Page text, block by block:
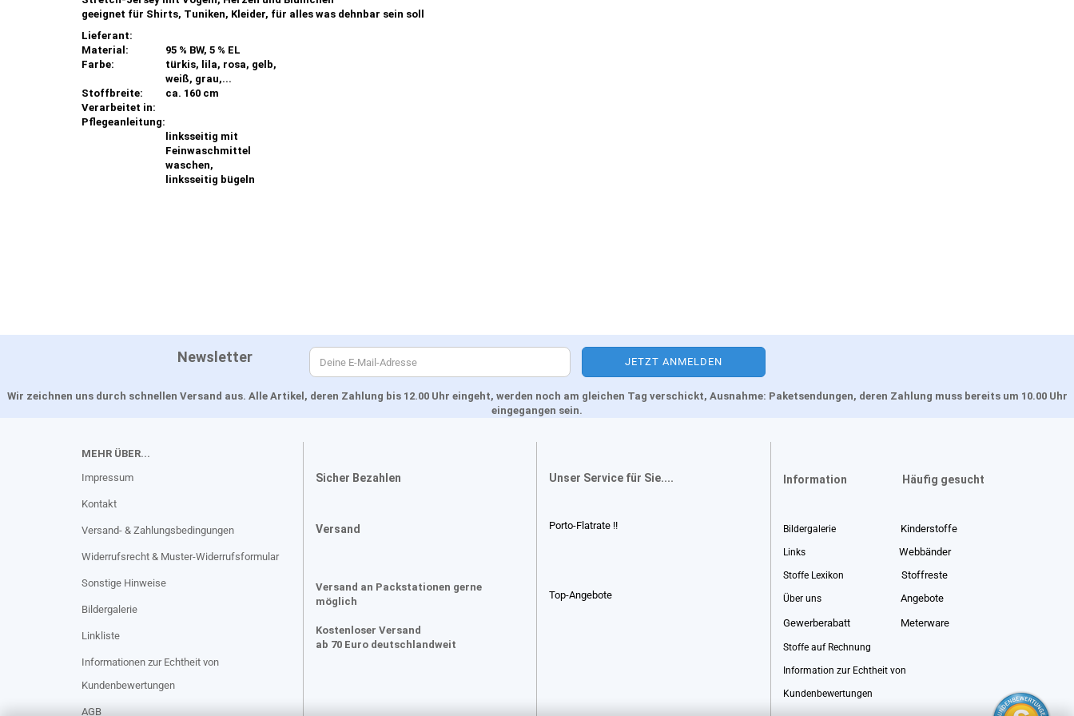
geeignet für Shirts, Tuniken, Kleider, für alles was dehnbar sein soll
Lieferant:
Material:
95 % BW, 5 % EL
Farbe:
türkis, lila, rosa, gelb,
weiß, grau,...
Stoffbreite:
ca. 160 cm
Verarbeitet in:
Pflegeanleitung:
linksseitig mit
Feinwaschmittel
waschen,
linksseitig bügeln
Newsletter
Wir zeichnen uns durch schnellen Versand aus. Alle Artikel, deren Zahlung bis 12.00 Uhr eingeht, werden noch am gleichen Tag verschickt, Ausnahme: Paketsendungen, deren Zahlung muss bereits um 10.00 Uhr
eingegangen sein.
MEHR ÜBER...
Impressum
Kontakt
Versand- & Zahlungsbedingungen
Widerrufsrecht & Muster-Widerrufsformular
Sonstige Hinweise
Bildergalerie
Linkliste
Informationen zur Echtheit von
Kundenbewertungen
AGB
Sicher Bezahlen
Versand
Versand an Packstationen gerne
möglich
Kostenloser Versand
ab 70 Euro deutschlandweit
Unser Service für Sie....
Porto-Flatrate !!
Top-Angebote
Information Häufig gesucht
Bildergalerie Kinderstoffe
Links Webbänder
Stoffe Lexikon Stoffreste
Über uns Angebote
Gewerberabatt Meterware
Stoffe auf Rechnung
Information zur Echtheit von
Kundenbewertungen